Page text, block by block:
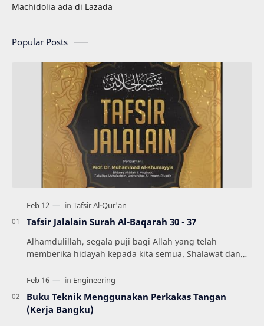
Machidolia ada di Lazada
Popular Posts
Tafsir Jalalain Surah Al-Baqarah 30 - 37
Alhamdulillah, segala puji bagi Allah yang telah
memberika hidayah kepada kita semua. Shalawat dan
Buku Teknik Menggunakan Perkakas Tangan
(Kerja Bangku)